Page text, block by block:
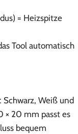
= Heizspitze
Tool automatisch
Weiß und
× 20 mm passt es
bequem